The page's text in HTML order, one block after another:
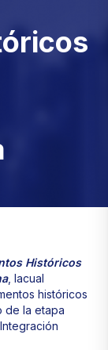
Históricos
, lacual
históricos
de la etapa